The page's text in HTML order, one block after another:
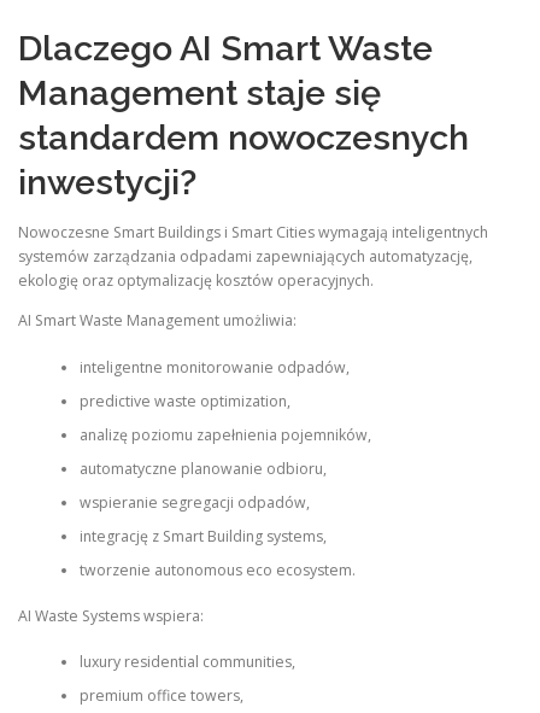
Dlaczego AI Smart Waste
Management staje się
standardem nowoczesnych
inwestycji?
Nowoczesne Smart Buildings i Smart Cities wymagają inteligentnych
systemów zarządzania odpadami zapewniających automatyzację,
ekologię oraz optymalizację kosztów operacyjnych.
AI Smart Waste Management umożliwia:
inteligentne monitorowanie odpadów,
predictive waste optimization,
analizę poziomu zapełnienia pojemników,
automatyczne planowanie odbioru,
wspieranie segregacji odpadów,
integrację z Smart Building systems,
tworzenie autonomous eco ecosystem.
AI Waste Systems wspiera:
luxury residential communities,
premium office towers,